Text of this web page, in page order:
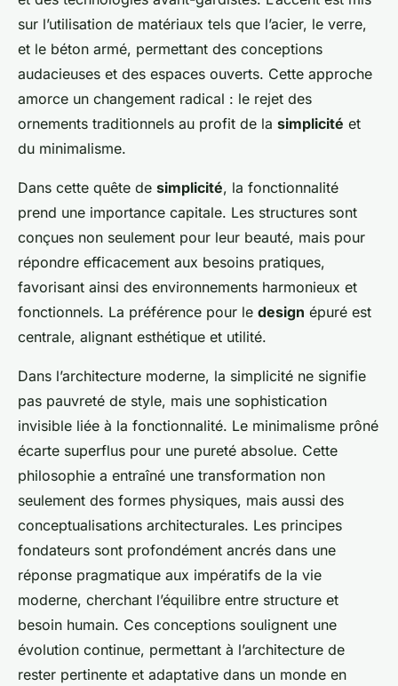
sur l’utilisation de matériaux tels que l’acier, le verre,
et le béton armé, permettant des conceptions
audacieuses et des espaces ouverts. Cette approche
amorce un changement radical : le rejet des
ornements traditionnels au profit de la simplicité et
du minimalisme.
Dans cette quête de simplicité, la fonctionnalité
prend une importance capitale. Les structures sont
conçues non seulement pour leur beauté, mais pour
répondre efficacement aux besoins pratiques,
favorisant ainsi des environnements harmonieux et
fonctionnels. La préférence pour le design épuré est
centrale, alignant esthétique et utilité.
Dans l’architecture moderne, la simplicité ne signifie
pas pauvreté de style, mais une sophistication
invisible liée à la fonctionnalité. Le minimalisme prôné
écarte superflus pour une pureté absolue. Cette
philosophie a entraîné une transformation non
seulement des formes physiques, mais aussi des
conceptualisations architecturales. Les principes
fondateurs sont profondément ancrés dans une
réponse pragmatique aux impératifs de la vie
moderne, cherchant l’équilibre entre structure et
besoin humain. Ces conceptions soulignent une
évolution continue, permettant à l’architecture de
rester pertinente et adaptative dans un monde en